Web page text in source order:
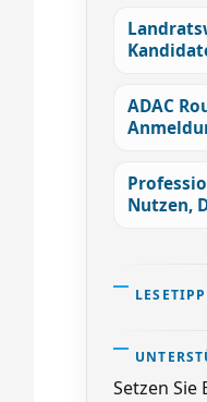
ADAC
Nutzen,
Setzen Sie